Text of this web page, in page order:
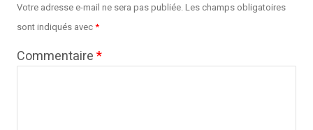
Votre adresse e-mail ne sera pas publiée.Les champs obligatoires
sont indiqués avec*
Commentaire*